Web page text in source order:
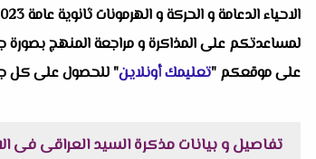
لمساعدتكم على المذاكرة و مراجعة المنهج بصورة
على موقعكم "تعليمك أونلاين" للحصول على كل
تفاصيل و بيانات مذكرة السيد العراقى فى